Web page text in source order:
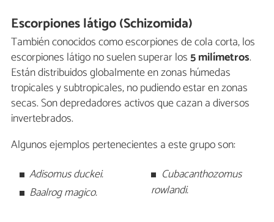
Escorpiones látigo (Schizomida)
También conocidos como escorpiones de cola corta, los
escorpiones látigo no suelen superar los5 milímetros.
Están distribuidos globalmente en zonas húmedas
tropicales y subtropicales, no pudiendo estar en zonas
secas. Son depredadores activos que cazan a diversos
invertebrados.
Algunos ejemplos pertenecientes a este grupo son:
Adisomus duckei.
Baalrog magico.
Cubacanthozomus
rowlandi.